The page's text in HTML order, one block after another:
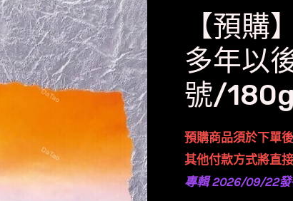
【預購
多年以
號/
預購商品須於下單
其他付款方式將直
專輯 2026/09/22發